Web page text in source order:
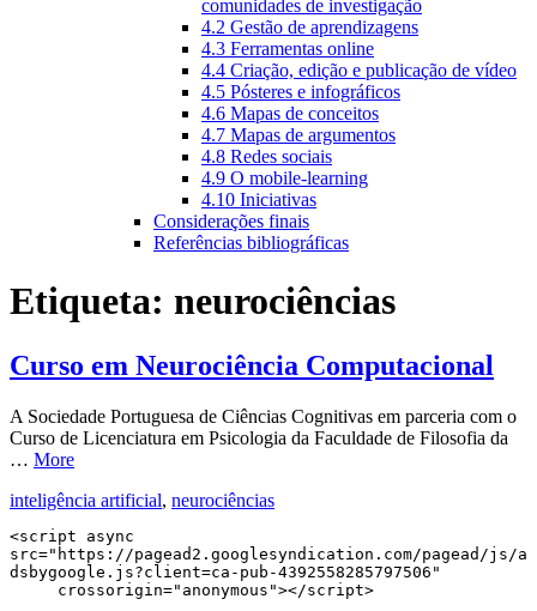
comunidades de investigação
4.2 Gestão de aprendizagens
4.3 Ferramentas online
4.4 Criação, edição e publicação de vídeo
4.5 Pósteres e infográficos
4.6 Mapas de conceitos
4.7 Mapas de argumentos
4.8 Redes sociais
4.9 O mobile-learning
4.10 Iniciativas
Considerações finais
Referências bibliográficas
Etiqueta: neurociências
Curso em Neurociência Computacional
A Sociedade Portuguesa de Ciências Cognitivas em parceria com o
Curso de Licenciatura em Psicologia da Faculdade de Filosofia da
… More
inteligência artificial, neurociências
<script async
src="https://pagead2.googlesyndication.com/pagead/js/a
dsbygoogle.js?client=ca-pub-4392558285797506"
     crossorigin="anonymous"></script>